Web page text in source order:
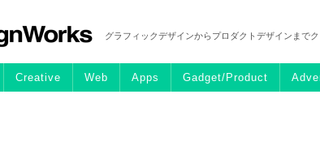
グラフィックデザインからプロダクトデザインまで
Creative Web Apps Gadget/Product